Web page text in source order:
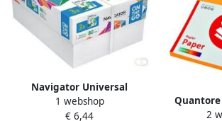
Navigator Universal
printpapier ft A4 80 g bonus
pak van 550 vel
1 webshop
€ 6,44
Colour A4
2